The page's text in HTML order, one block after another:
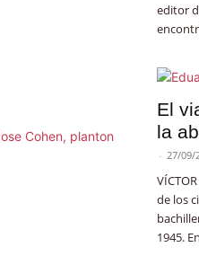
editor
El
la
- 27/09/
de los
1945.